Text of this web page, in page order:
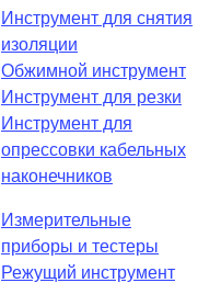
Инструмент для снятия
изоляции
Обжимной инструмент
Инструмент для резки
Инструмент для
опрессовки кабельных
наконечников
Измерительные
приборы и тестеры
Режущий инструмент